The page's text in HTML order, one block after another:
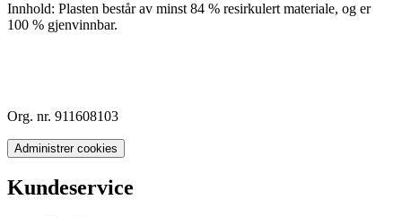
Innhold: Plasten består av minst 84 % resirkulert materiale, og er
100 % gjenvinnbar.
Org. nr. 911608103
Administrer cookies
Kundeservice